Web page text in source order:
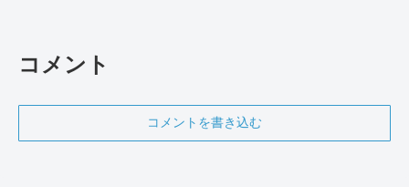
コメント
コメントを書き込む